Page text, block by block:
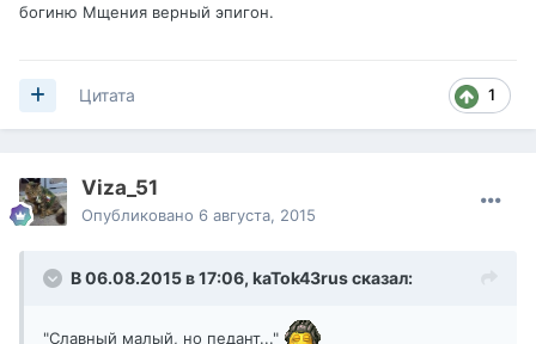
богиню Мщения верный эпигон.
1
Цитата
Viza_51
Опубликовано 6 августа, 2015
В 06.08.2015 в 17:06, kaTok43rusсказал:
"Славный малый, но педант..."